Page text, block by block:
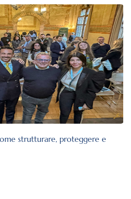
strutturare, proteggere e